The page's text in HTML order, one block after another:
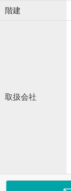
階建
取扱会社